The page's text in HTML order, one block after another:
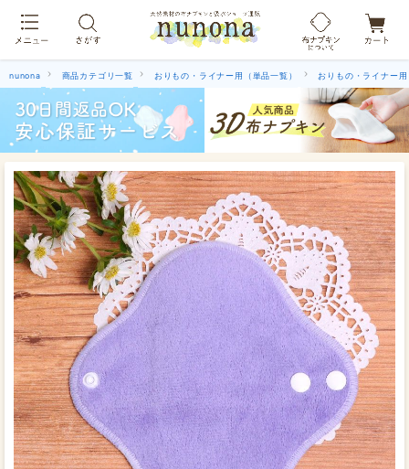
nunona 商品カテゴリ一覧 おりもの・ライナー用（単品一覧） おりもの・ライナー